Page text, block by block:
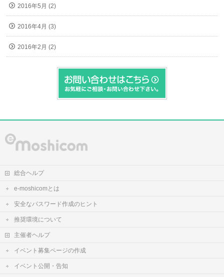
2016年5月 (2)
2016年4月 (3)
2016年2月 (2)
総合ヘルプ
e-moshicomとは
安全なパスワード作成のヒント
推奨環境について
主催者ヘルプ
イベント募集ページの作成
イベント公開・告知